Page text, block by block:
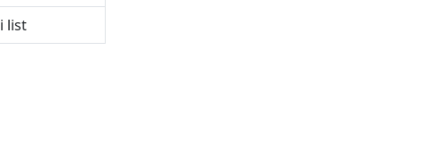
list